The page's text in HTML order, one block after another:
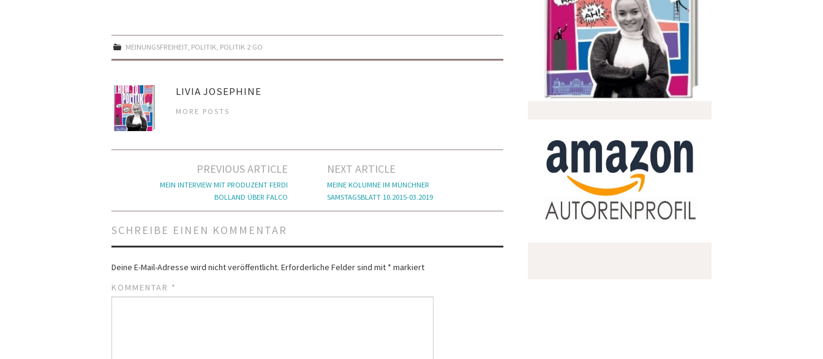
MEINUNGSFREIHEIT, POLITIK, POLITIK 2 GO
LIVIA JOSEPHINE
MORE POSTS
Navigation
PREVIOUS ARTICLE
MEIN INTERVIEW MIT PRODUZENT FERDI
BOLLAND ÜBER FALCO
NEXT ARTICLE
MEINE KOLUMNE IM MÜNCHNER
SAMSTAGSBLATT 10.2015-03.2019
SCHREIBE EINEN KOMMENTAR
Deine E-Mail-Adresse wird nicht veröffentlicht. Erforderliche Felder sind mit * markiert
KOMMENTAR *